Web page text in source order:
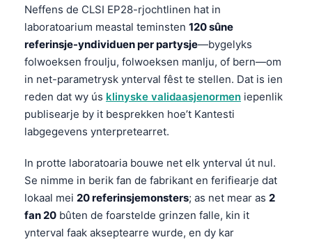
Neffens de CLSI EP28-rjochtlinen hat in
laboratoarium meastal teminsten 120 sûne
referinsje-yndividuen per partysje—bygelyks
folwoeksen froulju, folwoeksen manlju, of bern—om
in net-parametrysk ynterval fêst te stellen. Dat is ien
reden dat wy ús klinyske validaasjenormen iepenlik
publisearje by it besprekken hoe’t Kantesti
labgegevens ynterpretearret.
In protte laboratoaria bouwe net elk ynterval út nul.
Se nimme in berik fan de fabrikant en ferifiearje dat
lokaal mei 20 referinsjemonsters; as net mear as 2
fan 20 bûten de foarstelde grinzen falle, kin it
ynterval faak akseptearre wurde, en dy kar